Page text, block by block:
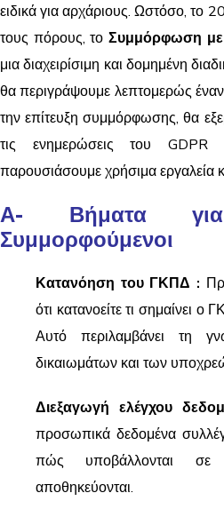
ειδικά για αρχάριους. Ωστόσο, το
τους πόρους, το Συμμόρφωση
μια διαχειρίσιμη και δομημένη
θα περιγράψουμε λεπτομερώς
την επίτευξη συμμόρφωσης, θα
τις ενημερώσεις του
παρουσιάσουμε χρήσιμα εργαλεία
Α- Βήματα
Συμμορφούμενοι
Κατανόηση του ΓΚΠΔ :
ότι κατανοείτε τι σημαίνει ο
Αυτό περιλαμβάνει τη
δικαιωμάτων και των
Διεξαγωγή ελέγχου
προσωπικά δεδομένα
πώς υποβάλλονται σε
αποθηκεύονται.